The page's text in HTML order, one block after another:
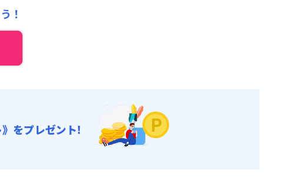
！
をプレゼント!